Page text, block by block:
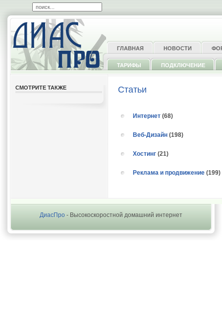
ГЛАВНАЯ НОВОСТИ
ТАРИФЫ ПОДКЛЮЧЕНИЕ
СМОТРИТЕ ТАКЖЕ Статьи
Интернет (68)
Веб-Дизайн (198)
Хостинг (21)
Реклама и продвижение (199)
ДиасПро - Высокоскоростной домашний интернет